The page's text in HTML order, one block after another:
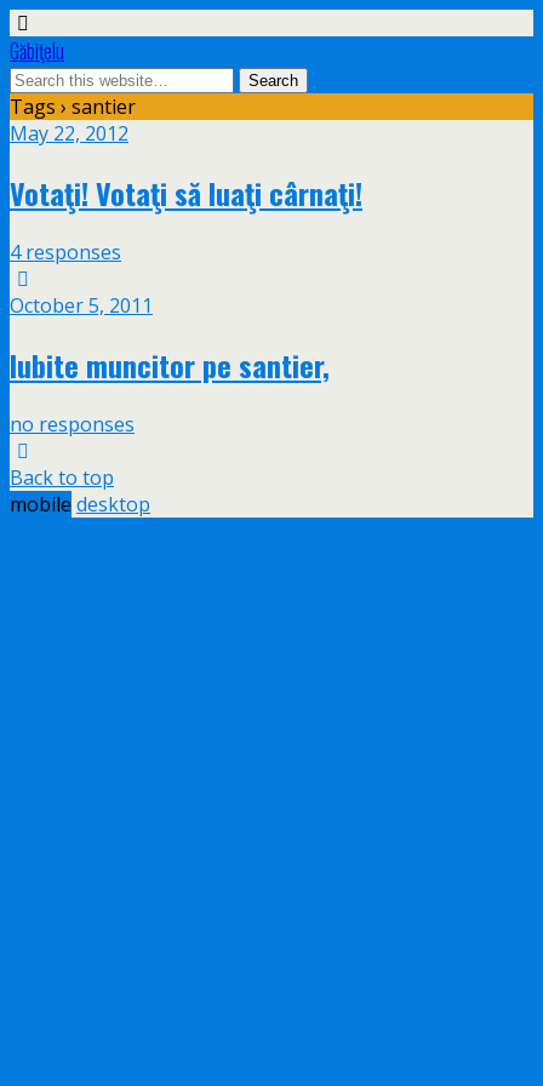
Găbiţelu
Tags › santier
May 22, 2012
Votaţi! Votaţi să luaţi cârnaţi!
4 responses
October 5, 2011
Iubite muncitor pe santier,
no responses
Back to top
mobile desktop